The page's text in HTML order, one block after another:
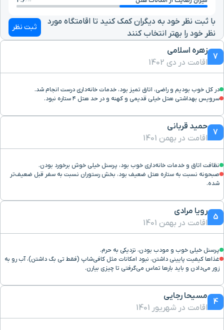
بهشتی
۶ دقیقه با خودرو (۳ کیلومتر و ۶۷۵ متر)
بیمارستان قائم
بلوار مصلی
خیابان کوهسنگی ۷ دقیقه با خودرو (۳ کیلومتر و ۸۵۴ متر)
سینما آفریقا
بلوار احمد آباد ۶ دقیقه با خودرو (۳ کیلومتر و ۹۳۱ متر)
بیمارستان 17 شهریور
با ثبت نظر خود به دیگران کمک کنید تا اقامتگاه مورد
نظر خود را بهتر انتخاب کنند
ثبت نظر
7
زهره اسلامی
اقامت در دی 1402
در کل خوب بودیم و راضی، اتاق تمیز بود، خدمات خانه‌داری درست انجام شد.
سرویس بهداشتی هتل خیلی قدیمی و کهنه و در حد هتل ۴ ستاره نبود.
7
حمید قربانی
اقامت در بهمن 1401
نظافت اتاق و خدمات خانه‌داری خوب بود، پرسنل خیلی خوش برخورد بودن.
صبحونه نسبت به ستاره هتل ضعیف بود، بخش رستوران نسبت به سفر قبل ضعیف‌تر
شده.
5
رویا مرادی
اقامت در بهمن 1401
پرسنل خیلی خوب و مودب بودن، نزدیکی به حرم.
غذاها کیفیت پایینی داشتن، نبود امکانات مثل کافی‌شاپ (فقط تی بگ داشتن)، آب رو به
زور می‌دادن و باید بارها تماس می‌گرفتی تا چیزی بیارن.
4
مسیحا رجایی
اقامت در شهریور 1401